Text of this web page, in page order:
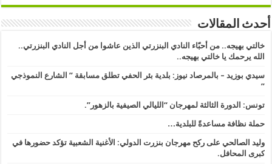
أحدث المقالات
خالتي بهيجه.. من أحبّاء النادي البنزرتي الذين عاشوا من أجل النادي البنزرتي..
الله يرحمك يا خالتي بهيجه..
سيدي بوزيد – بالمرصاد نيوز: بلدية بئر الحفي تطلق مسابقة ” الشارع النموذجي
” ​
تونس: الدورة الثالثة لمهرجان “الليالي الصيفية بالزهور”.
حملة نظافة مساعدةً للبلدية…
وليد الصالحي على ركح مهرجان بنزرت الدولي: الأغنية الشعبية تؤكد حضورها في
كبرى المحافل.